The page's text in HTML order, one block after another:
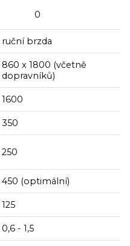
0
ruční brzda
860 x 1800 (včetně
dopravníků)
1600
350
250
450 (optimální)
125
0,6 - 1,5